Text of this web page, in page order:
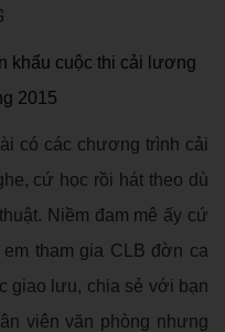
khấu cuộc thi cải lương
2015
có các chương trình cải
cứ học rồi hát theo dù
Niềm đam mê ấy cứ
tham gia CLB đờn ca
giao lưu, chia sẻ với bạn
viên văn phòng nhưng